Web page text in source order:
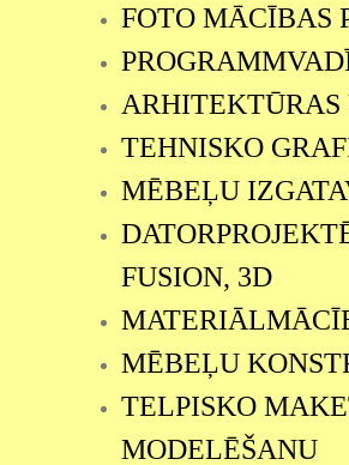
FOTO MĀCĪBAS
ARHITEKTŪRAS
TEHNISKO
MĒBEĻU
FUSION, 3D
MĒBEĻU
TELPISKO
MODELĒŠANU